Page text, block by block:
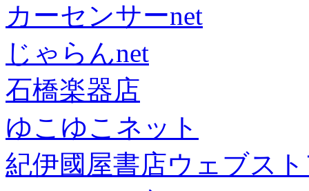
カーセンサーnet
じゃらんnet
石橋楽器店
ゆこゆこネット
紀伊國屋書店ウェブス